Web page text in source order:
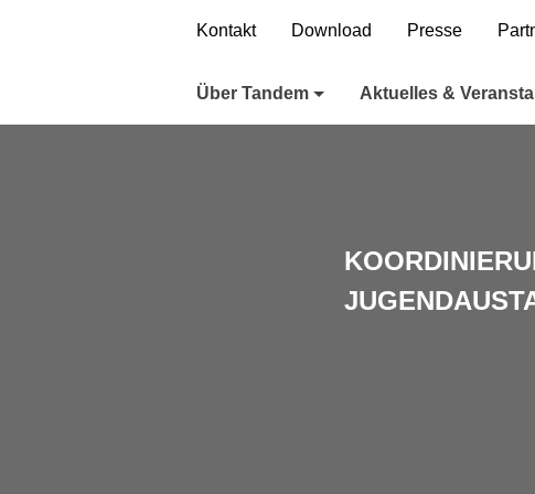
Kontakt Download Presse
Über Tandem Aktuelles &